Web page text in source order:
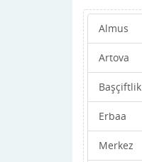
Almus
Artova
Başçiftlik
Erbaa
Merkez